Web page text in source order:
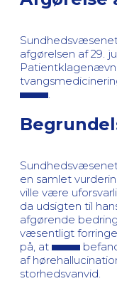
afgørelsen af 29.
en samlet
ville være
da udsigten til
afgørende
væsentligt
på, at
af
storhedsvanvid.